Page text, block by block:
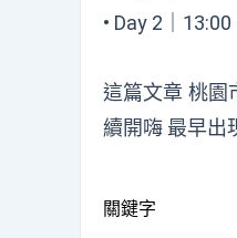
• Day 2｜
這篇文章 桃園
續開嗨 最早出
關鍵字